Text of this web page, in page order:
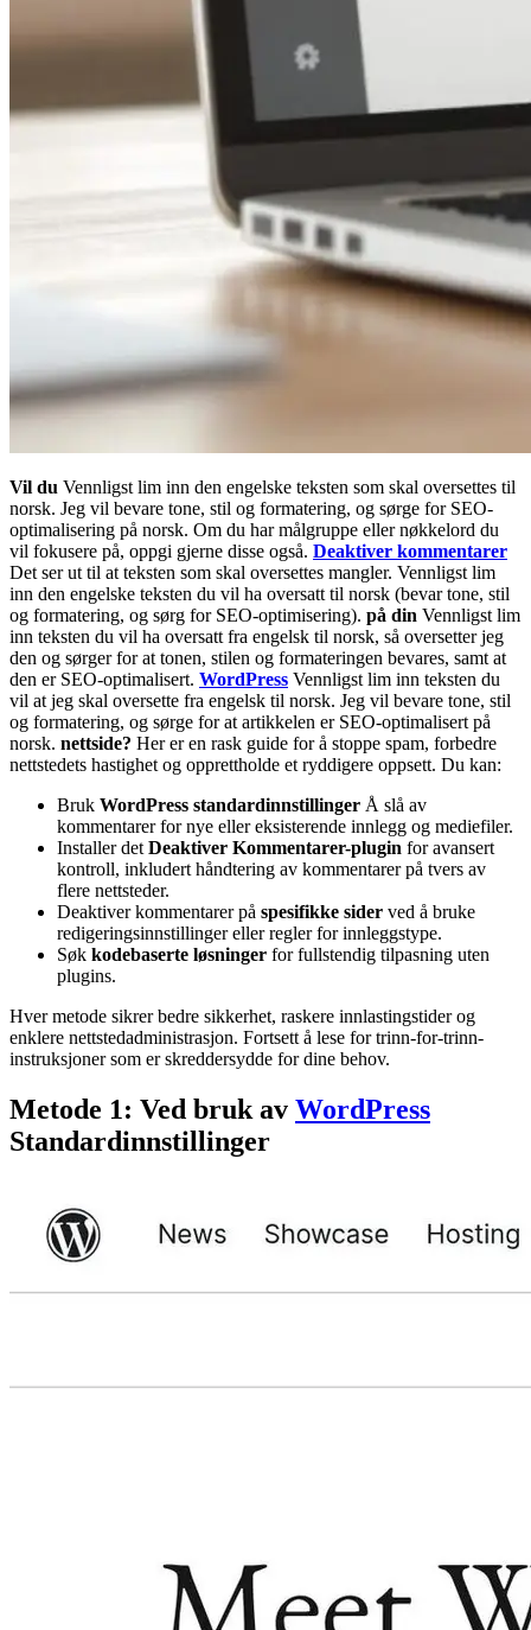
Vil du Vennligst lim inn den engelske teksten som skal oversettes til
norsk. Jeg vil bevare tone, stil og formatering, og sørge for SEO-
optimalisering på norsk. Om du har målgruppe eller nøkkelord du
vil fokusere på, oppgi gjerne disse også. Deaktiver kommentarer
Det ser ut til at teksten som skal oversettes mangler. Vennligst lim
inn den engelske teksten du vil ha oversatt til norsk (bevar tone, stil
og formatering, og sørg for SEO-optimisering). på din Vennligst lim
inn teksten du vil ha oversatt fra engelsk til norsk, så oversetter jeg
den og sørger for at tonen, stilen og formateringen bevares, samt at
den er SEO-optimalisert. WordPress Vennligst lim inn teksten du
vil at jeg skal oversette fra engelsk til norsk. Jeg vil bevare tone, stil
og formatering, og sørge for at artikkelen er SEO-optimalisert på
norsk. nettside? Her er en rask guide for å stoppe spam, forbedre
nettstedets hastighet og opprettholde et ryddigere oppsett. Du kan:
Bruk WordPress standardinnstillinger Å slå av
kommentarer for nye eller eksisterende innlegg og mediefiler.
Installer det Deaktiver Kommentarer-plugin for avansert
kontroll, inkludert håndtering av kommentarer på tvers av
flere nettsteder.
Deaktiver kommentarer på spesifikke sider ved å bruke
redigeringsinnstillinger eller regler for innleggstype.
Søk kodebaserte løsninger for fullstendig tilpasning uten
plugins.
Hver metode sikrer bedre sikkerhet, raskere innlastingstider og
enklere nettstedadministrasjon. Fortsett å lese for trinn-for-trinn-
instruksjoner som er skreddersydde for dine behov.
Metode 1: Ved bruk av WordPress
Standardinnstillinger